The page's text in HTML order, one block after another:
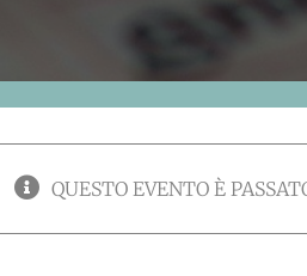
QUESTO EVENTO È